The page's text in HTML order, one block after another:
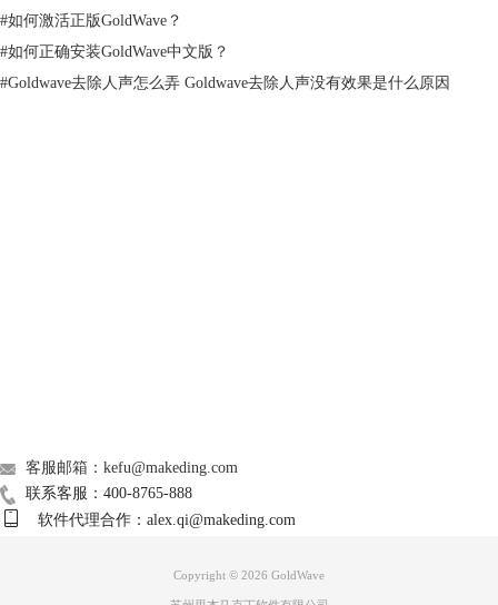
图4：预设混音的效果
#如何激活正版GoldWave？
#如何正确安装GoldWave中文版？
#Goldwave去除人声怎么弄 Goldwave去除人声没有效果是什么原因
客服邮箱：kefu@makeding.com
联系客服：400-8765-888
软件代理合作：alex.qi@makeding.com
Copyright © 2026 GoldWave